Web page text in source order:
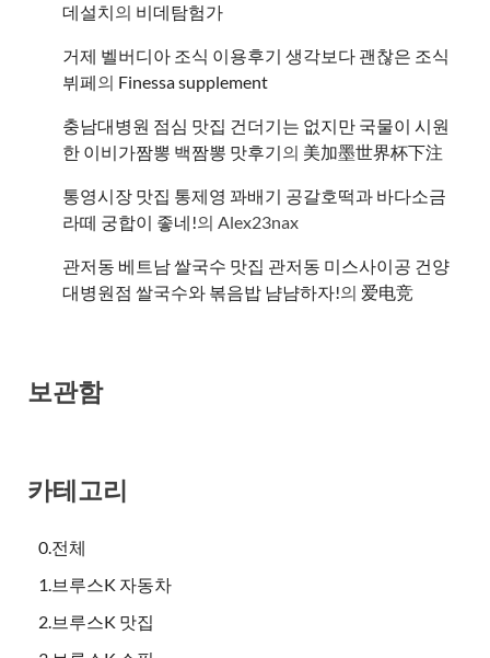
데설치의 비데탐험가
거제 벨버디아 조식 이용후기 생각보다 괜찮은 조식
뷔페의 ​Finessa supplement
충남대병원 점심 맛집 건더기는 없지만 국물이 시원
한 이비가짬뽕 백짬뽕 맛후기의 美加墨世界杯下注
통영시장 맛집 통제영 꽈배기 공갈호떡과 바다소금
라떼 궁합이 좋네!의 Alex23nax
관저동 베트남 쌀국수 맛집 관저동 미스사이공 건양
대병원점 쌀국수와 볶음밥 냠냠하자!의 爱电竞
보관함
카테고리
0.전체
1.브루스K 자동차
2.브루스K 맛집